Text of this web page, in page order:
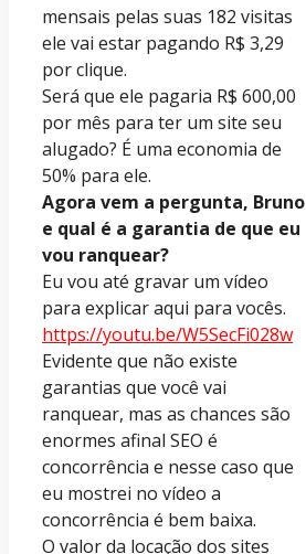
mensais pelas suas 182 visitas
ele vai estar pagando R$ 3,29
por clique.
Será que ele pagaria R$ 600,00
por mês para ter um site seu
alugado? É uma economia de
50% para ele.
Agora vem a pergunta, Bruno
e qual é a garantia de que eu
vou ranquear?
Eu vou até gravar um vídeo
para explicar aqui para vocês.
https://youtu.be/W5SecFi028w
Evidente que não existe
garantias que você vai
ranquear, mas as chances são
enormes afinal SEO é
concorrência e nesse caso que
eu mostrei no vídeo a
concorrência é bem baixa.
O valor da locação dos sites